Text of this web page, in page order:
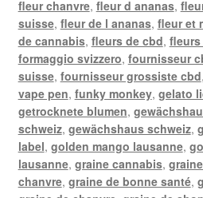
fleur chanvre, fleur d ananas,
suisse, fleur de l ananas, fleur et
de cannabis, fleurs de cbd, fleurs
formaggio svizzero, fournisseur
suisse, fournisseur grossiste cbd,
vape pen, funky monkey, gelato
getrocknete blumen,
schweiz, gewächshaus schweiz,
label, golden mango lausanne,
lausanne, graine cannabis,
chanvre, graine de bonne santé,